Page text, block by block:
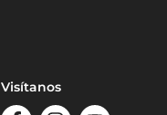
Visítanos